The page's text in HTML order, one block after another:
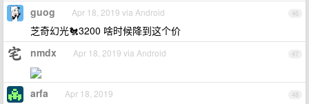
46
guog Apr 18, 2019 via Android
芝奇幻光🐔3200 啥时候降到这个价
47
nmdx Apr 18, 2019 via Android
48
arfa Apr 18, 2019